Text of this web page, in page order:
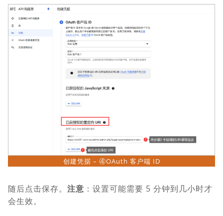
创建凭据 – ④OAuth 客户端 ID
随后点击保存。 注意 ：设置可能需要 5 分钟到几小时才
会生效。